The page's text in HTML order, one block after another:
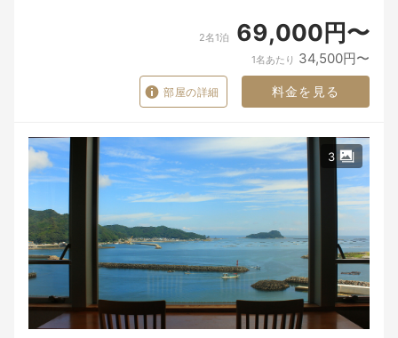
一皿の料理が生まれるまでには、たくさんの人の手と想いが込め
の会話、窓の向こうに広がる景色。
そのすべてが重なったとき、食事はただの時間ではなく、旅の大
切な思い出になるのだと私たちは考えています。
朝食は、朝の海を眺めながら、北浦の恵みを感じていただく時間
です。
慌ただしい日常から少し離れ、ゆっくりと流れる朝のひととき。
ここで迎える朝が、旅の記憶の一つとなりますように。
※お食事は皆様同じ時間でのご案内となります。
一品一品を丁寧に仕上げ、心を込めてお届けするため、ご理解い
ただけますと幸いです。
2名1泊 69,000円〜
1名あたり 34,500円〜
部屋の詳細 料金を見る
3